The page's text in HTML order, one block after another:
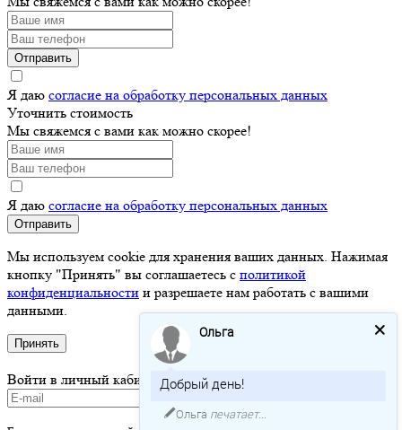
Отправить
Я даю согласие на обработку персональных данных
Уточнить стоимость
Мы свяжемся с вами как можно скорее!
Я даю согласие на обработку персональных данных
Отправить
Мы используем cookie для хранения ваших данных. Нажимая
кнопку "Принять" вы соглашаетесь с политикой
конфиденциальности и разрешаете нам работать с вашими
данными.
Принять
Войти в личный кабинет
Ольга
Добрый день!
Ольга печатает...